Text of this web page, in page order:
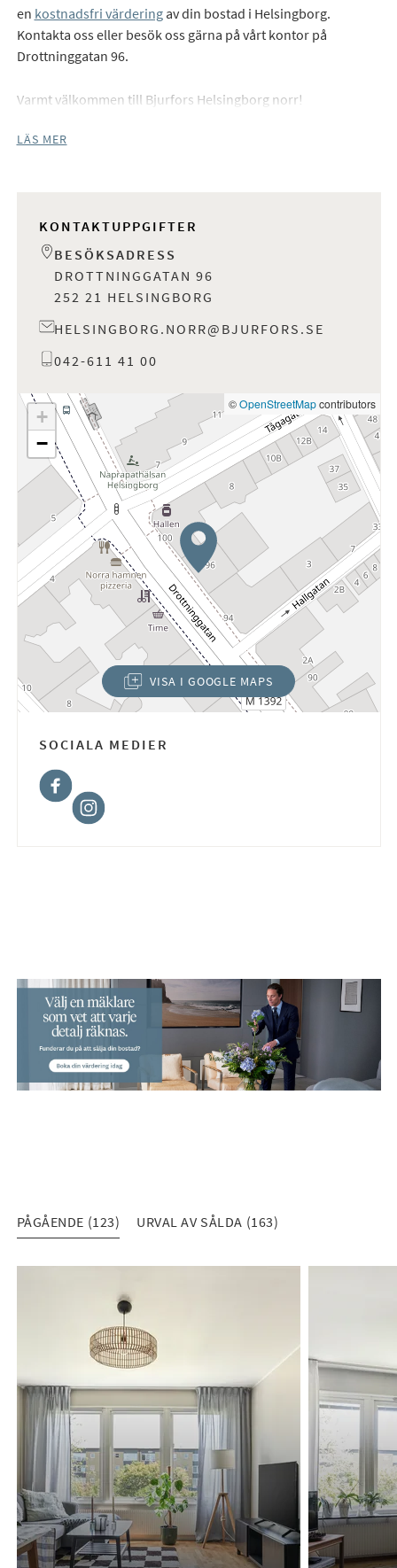
en kostnadsfri värderingav din bostad i Helsingborg.
Kontakta oss eller besök oss gärna på vårt kontor på
Drottninggatan 96.
Varmt välkommen till Bjurfors Helsingborg norr!
LÄS MER
KONTAKTUPPGIFTER
BESÖKSADRESS
DROTTNINGGATAN 96
252 21 HELSINGBORG
HELSINGBORG.NORR@BJURFORS.SE
042-611 41 00
+
−
©OpenStreetMapcontributors
VISA I GOOGLE MAPS
(ÖPPNAS I NYTT FÖNSTER)
SOCIALA MEDIER
Facebook
PÅGÅENDE (123) URVAL AV SÅLDA (163)